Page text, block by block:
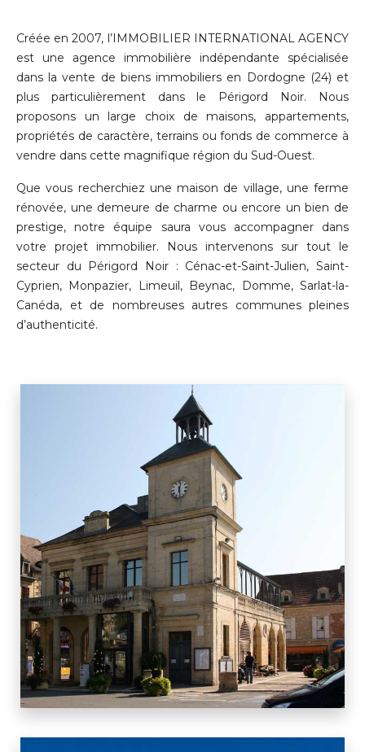
Créée en 2007, l’IMMOBILIER INTERNATIONAL AGENCY
est une agence immobilière indépendante spécialisée
dans la vente de biens immobiliers en Dordogne (24) et
plus particulièrement dans le Périgord Noir. Nous
proposons un large choix de maisons, appartements,
propriétés de caractère, terrains ou fonds de commerce à
vendre dans cette magnifique région du Sud-Ouest.
Que vous recherchiez une maison de village, une ferme
rénovée, une demeure de charme ou encore un bien de
prestige, notre équipe saura vous accompagner dans
votre projet immobilier. Nous intervenons sur tout le
secteur du Périgord Noir : Cénac-et-Saint-Julien, Saint-
Cyprien, Monpazier, Limeuil, Beynac, Domme, Sarlat-la-
Canéda, et de nombreuses autres communes pleines
d’authenticité.